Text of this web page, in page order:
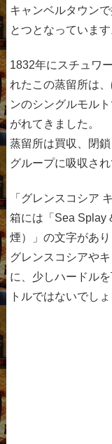
キャンベルタウン
とつとなっています
1832年にスチュワ
れたこの蒸留所は
ンのシングルモル
がれてきました。
蒸留所は買収、閉
グループに吸収され
「グレンスコシア
箱には「Sea Splay
煙）」の文字があり
グレンスコシアや
に、少しハードル
トルではないでしょ